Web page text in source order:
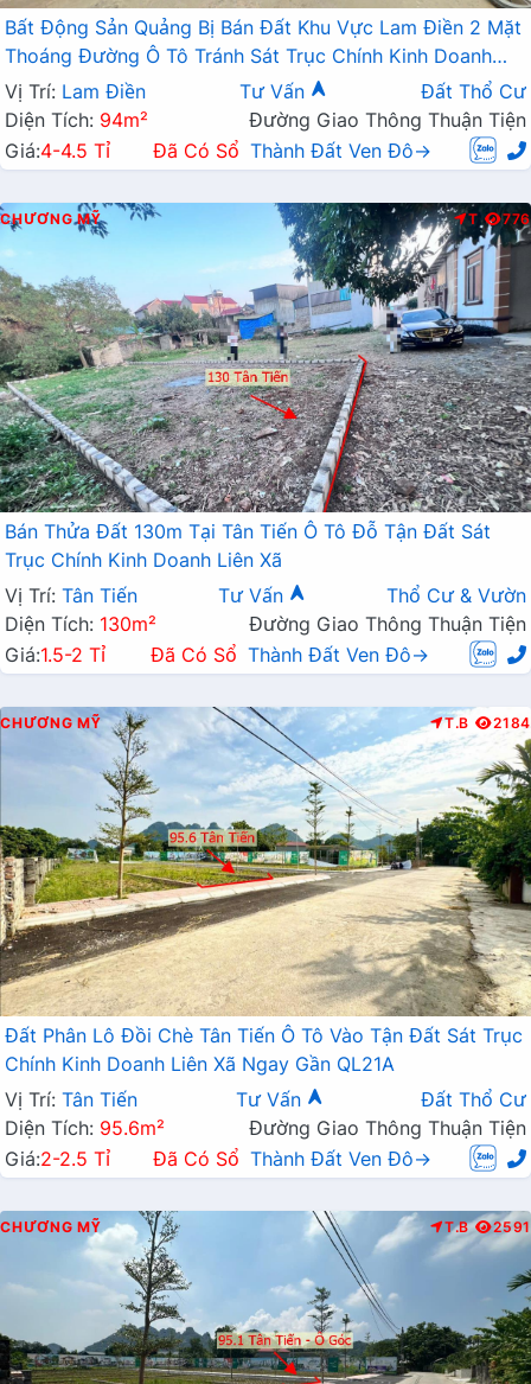
Bất Động Sản Quảng Bị Bán Đất Khu Vực Lam Điền 2 Mặt
Thoáng Đường Ô Tô Tránh Sát Trục Chính Kinh Doanh
Liên Xã
Vị Trí: Lam Điền Tư Vấn
Đất Thổ Cư
Diện Tích: 94m²
Đường Giao Thông Thuận Tiện
Giá:4-4.5 Tỉ Đã Có Sổ Thành Đất Ven Đô→
CHƯƠNG MỸ T 776
Bán Thửa Đất 130m Tại Tân Tiến Ô Tô Đỗ Tận Đất Sát
Trục Chính Kinh Doanh Liên Xã
Vị Trí: Tân Tiến Tư Vấn
Thổ Cư & Vườn
Diện Tích: 130m²
Đường Giao Thông Thuận Tiện
Giá:1.5-2 Tỉ Đã Có Sổ Thành Đất Ven Đô→
CHƯƠNG MỸ T.B 2184
Đất Phân Lô Đồi Chè Tân Tiến Ô Tô Vào Tận Đất Sát Trục
Chính Kinh Doanh Liên Xã Ngay Gần QL21A
Vị Trí: Tân Tiến Tư Vấn
Đất Thổ Cư
Diện Tích: 95.6m²
Đường Giao Thông Thuận Tiện
Giá:2-2.5 Tỉ Đã Có Sổ Thành Đất Ven Đô→
CHƯƠNG MỸ T.B 2591